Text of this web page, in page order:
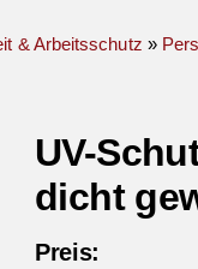
& Arbeitsschutz »
UV-
dicht
Preis: